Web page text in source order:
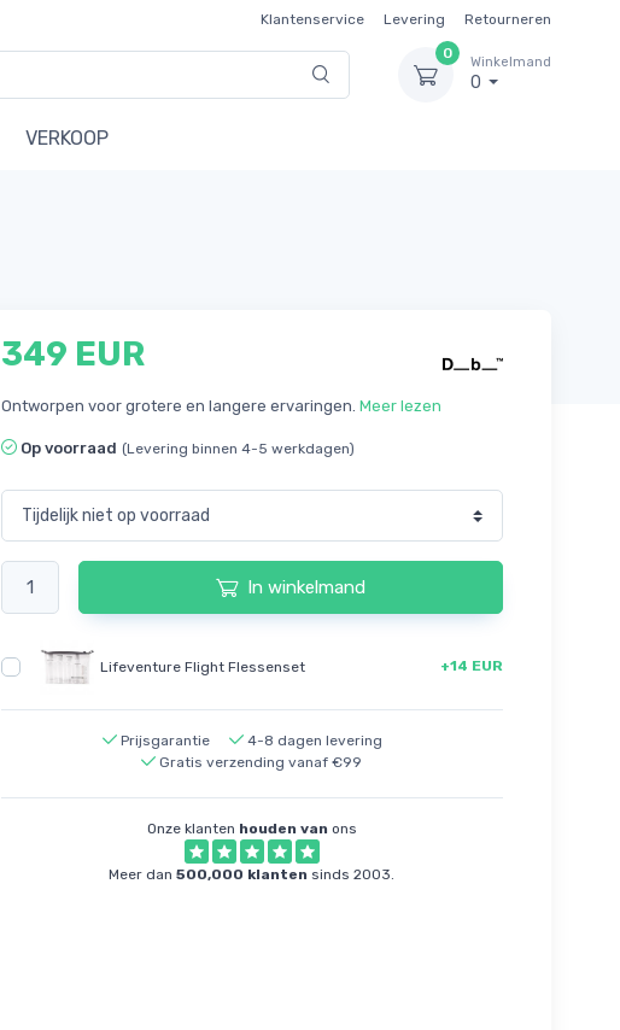
Klantenservice Levering
Retourneren
0
Winkelmand
0
VERKOOP
349 EUR
Ontworpen voor grotere en langere ervaringen. Meer lezen
Op voorraad (Levering binnen 4-5 werkdagen)
In winkelmand
Lifeventure Flight Flessenset +14 EUR
Prijsgarantie
4-8 dagen levering
Gratis verzending vanaf €99
Onze klanten houden van ons
Meer dan500,000 klanten sinds 2003.